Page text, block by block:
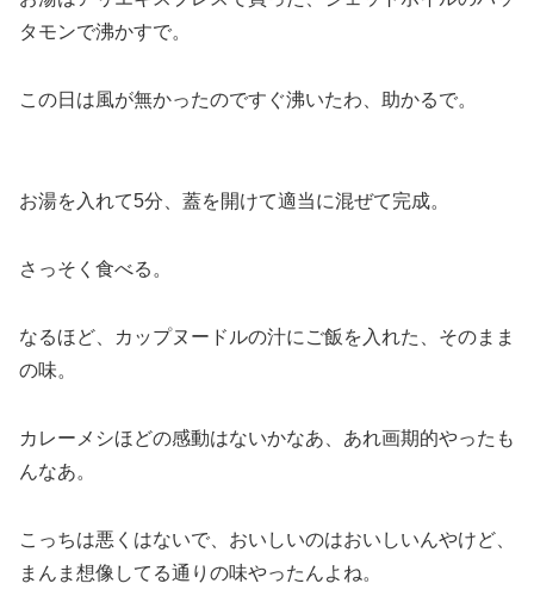
タモンで沸かすで。
この日は風が無かったのですぐ沸いたわ、助かるで。
お湯を入れて5分、蓋を開けて適当に混ぜて完成。
さっそく食べる。
なるほど、カップヌードルの汁にご飯を入れた、そのまま
の味。
カレーメシほどの感動はないかなあ、あれ画期的やったも
んなあ。
こっちは悪くはないで、おいしいのはおいしいんやけど、
まんま想像してる通りの味やったんよね。